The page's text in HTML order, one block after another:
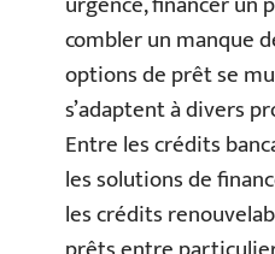
combler un manque
options de prêt se
s’adaptent à divers
Entre les crédits
les solutions de
les crédits